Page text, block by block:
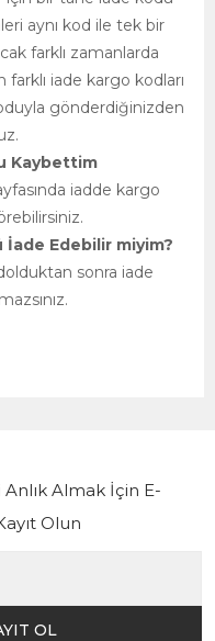
aynı kod ile tek bir
farklı zamanlarda
iade kargo kodları
gönderdiğinizden
Kaybettim
iadde kargo
İade Edebilir miyim?
sonra iade
Almak İçin E-
Olun
OL